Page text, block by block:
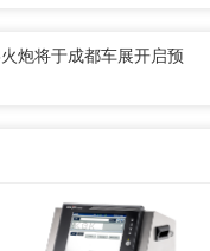
炮将于成都车展开启预